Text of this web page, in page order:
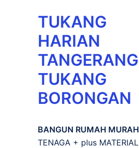
TUKANG
HARIAN
TANGERANG
TUKANG
BORONGAN
BANGUN RUMAH MURAH
TENAGA + plus MATERIAL